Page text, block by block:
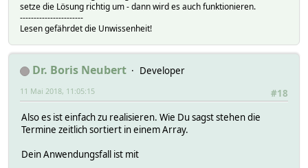
setze die Lösung richtig um - dann wird es auch funktionieren.
-----------------------
Lesen gefährdet die Unwissenheit!
Dr. Boris Neubert
Developer
#18
11 Mai 2018, 11:05:15
Also es ist einfach zu realisieren. Wie Du sagst stehen die
Termine zeitlich sortiert in einem Array.
Dein Anwendungsfall ist mit